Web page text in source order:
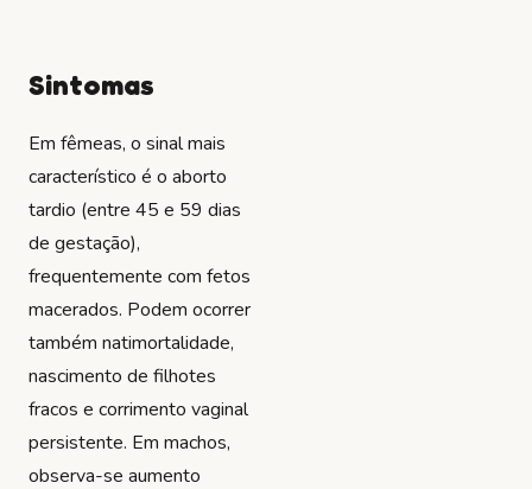
Sintomas
Em fêmeas, o sinal mais
característico é o aborto
tardio (entre 45 e 59 dias
de gestação),
frequentemente com fetos
macerados. Podem ocorrer
também natimortalidade,
nascimento de filhotes
fracos e corrimento vaginal
persistente. Em machos,
observa-se aumento